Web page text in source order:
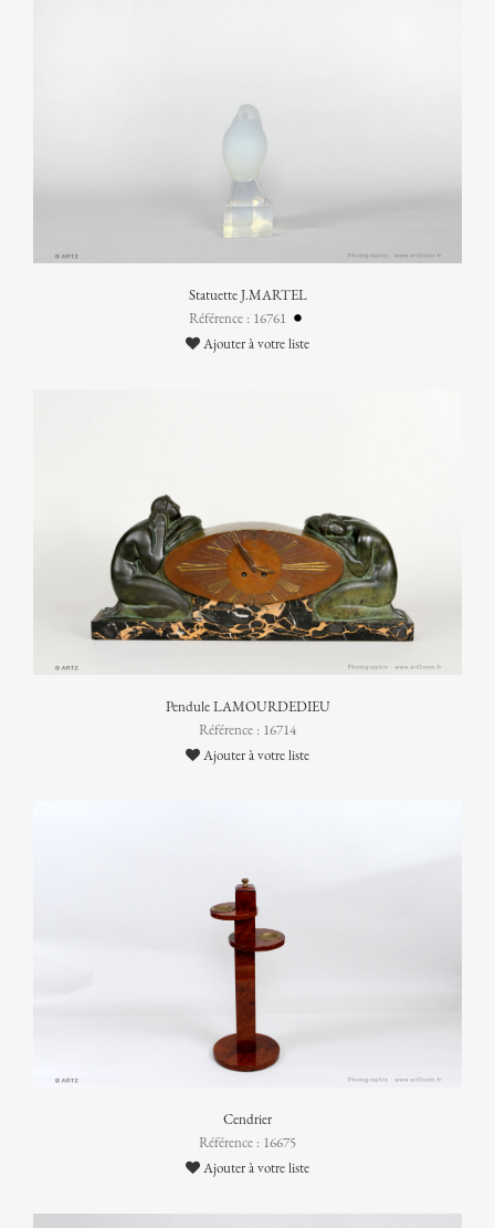
Statuette J.MARTEL
Référence : 16761
Ajouter à votre liste
Pendule LAMOURDEDIEU
Référence : 16714
Ajouter à votre liste
Cendrier
Référence : 16675
Ajouter à votre liste